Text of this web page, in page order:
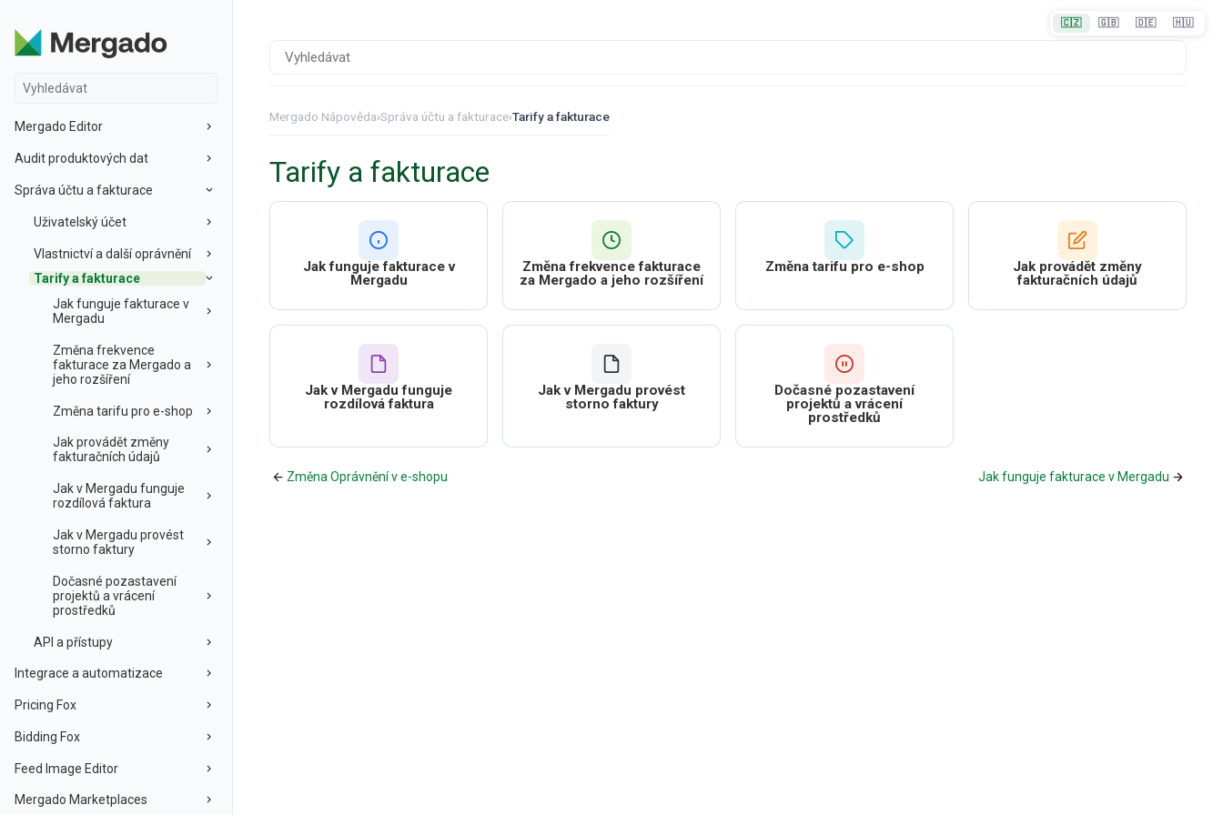
Mergado Editor
Audit produktových dat
Správa účtu a fakturace
Uživatelský účet
Vlastnictví a další oprávnění
Tarify a fakturace
Jak funguje fakturace v
Mergadu
Změna frekvence
fakturace za Mergado a
jeho rozšíření
Změna tarifu pro e-shop
Jak provádět změny
fakturačních údajů
Jak v Mergadu funguje
rozdílová faktura
Jak v Mergadu provést
storno faktury
Dočasné pozastavení
projektů a vrácení
prostředků
API a přístupy
Integrace a automatizace
Pricing Fox
Bidding Fox
Feed Image Editor
Mergado Marketplaces
Mergado Nápověda›Správa účtu a fakturace›Tarify a fakturace
Tarify a fakturace
Jak funguje fakturace v
Mergadu
Změna frekvence fakturace
za Mergado a jeho rozšíření
Změna tarifu pro e-shop
Jak provádět změny
fakturačních údajů
Jak v Mergadu funguje
rozdílová faktura
Jak v Mergadu provést
storno faktury
Dočasné pozastavení
projektů a vrácení
prostředků
Změna Oprávnění v e-shopu Jak funguje fakturace v Mergadu
🇨🇿 🇬🇧 🇩🇪 🇭🇺